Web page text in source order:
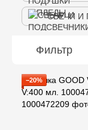
СВЕЧИ И
Фильтр
−20%